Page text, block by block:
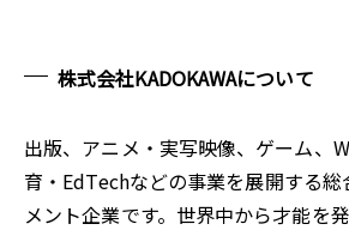
株式会社KADOKAWAについて
出版、アニメ・実写映像、ゲーム、
育・EdTechなどの事業を展開する
メント企業です。世界中から才能を